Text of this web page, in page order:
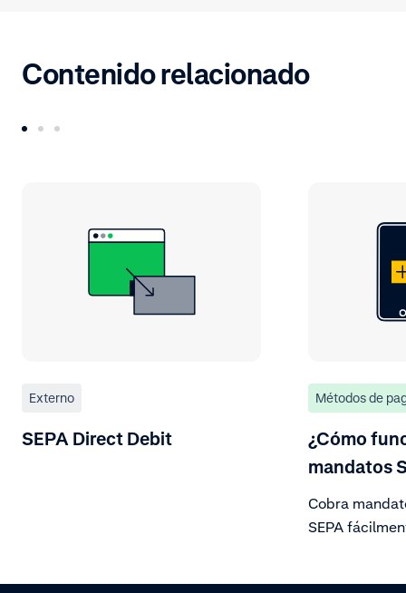
Contenido relacionado
Externo
SEPA Direct Debit
Métodos de
¿Cómo
mandatos
Cobra
SEPA